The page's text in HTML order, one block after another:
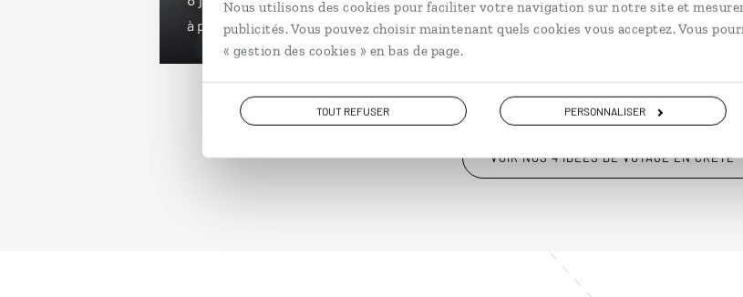
Nous utilisons des cookies pour faciliter votre navigation sur notre site et
publicités. Vous pouvez choisir maintenant quels cookies vous acceptez. Vous
« gestion des cookies » en bas de page.
TOUT REFUSER PERSONNALISER
à partir de 1200€ à partir de 2100€
VOIR NOS 4 IDÉES DE VOYAGE EN CRÈTE